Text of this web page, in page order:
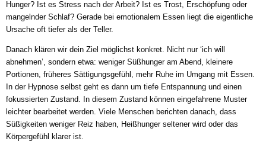
Hunger? Ist es Stress nach der Arbeit? Ist es Trost, Erschöpfung oder
mangelnder Schlaf? Gerade bei emotionalem Essen liegt die eigentliche
Ursache oft tiefer als der Teller.
Danach klären wir dein Ziel möglichst konkret. Nicht nur ‘ich will
abnehmen’, sondern etwa: weniger Süßhunger am Abend, kleinere
Portionen, früheres Sättigungsgefühl, mehr Ruhe im Umgang mit Essen.
In der Hypnose selbst geht es dann um tiefe Entspannung und einen
fokussierten Zustand. In diesem Zustand können eingefahrene Muster
leichter bearbeitet werden. Viele Menschen berichten danach, dass
Süßigkeiten weniger Reiz haben, Heißhunger seltener wird oder das
Körpergefühl klarer ist.